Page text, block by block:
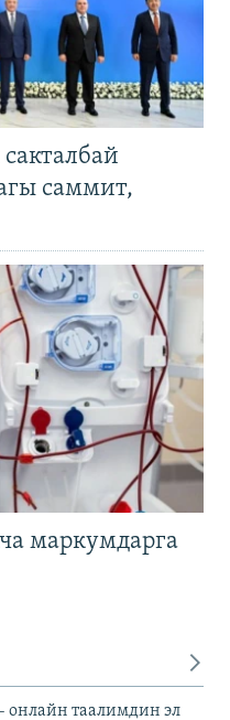
саммит,
маркумдарга
онлайн таалимдин эл